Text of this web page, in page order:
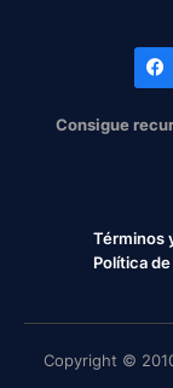
Consigue
Términos
Política
Copyright ©